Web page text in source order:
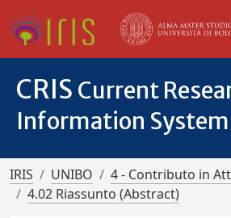
CRIS Current
Information System
IRIS UNIBO
4 - Contributo in
4.02 Riassunto (Abstract)